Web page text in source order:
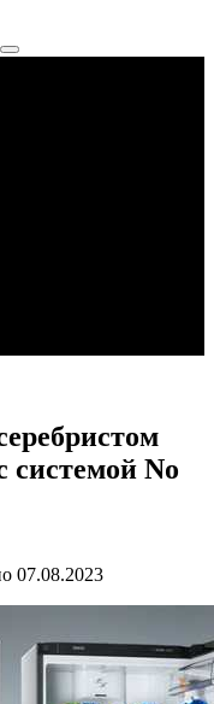
системой No
07.08.2023